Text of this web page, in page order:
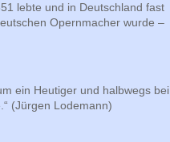
lebte und in Deutschland fast
Opernmacher wurde –
ein Heutiger und halbwegs bei
(Jürgen Lodemann)